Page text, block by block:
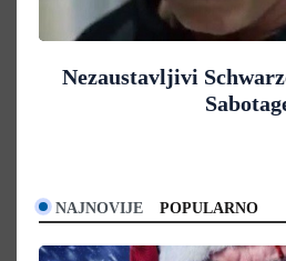
Nezaustavljivi
NAJNOVIJE POPULARNO